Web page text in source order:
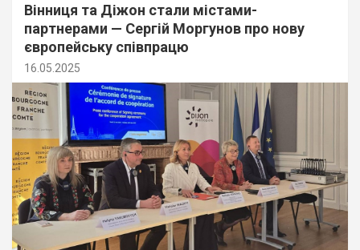
Вінниця та Діжон стали містами-
партнерами — Сергій Моргунов про нову
європейську співпрацю
16.05.2025